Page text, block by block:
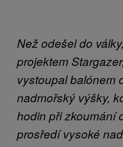
Než odešel do
projektem
vystoupal balónem
nadmořský výšky,
hodin při zkoumání
prosředí vysoké